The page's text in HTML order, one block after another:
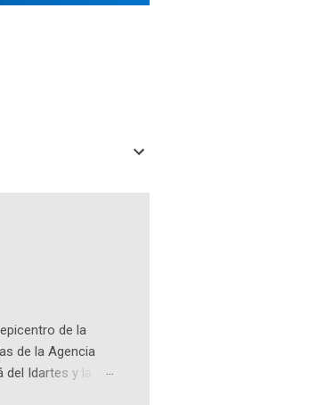
de la
de la Agencia
Idartes y la